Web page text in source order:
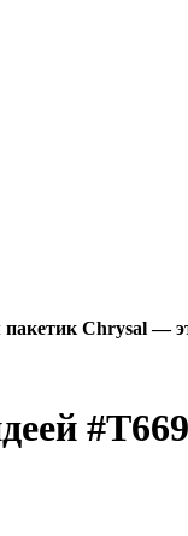
Chrysal —